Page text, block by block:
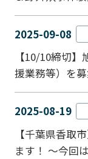
2025-09-08
【10/10締切
援業務等）を募
2025-08-19
【千葉県香取
ます！ ～今回